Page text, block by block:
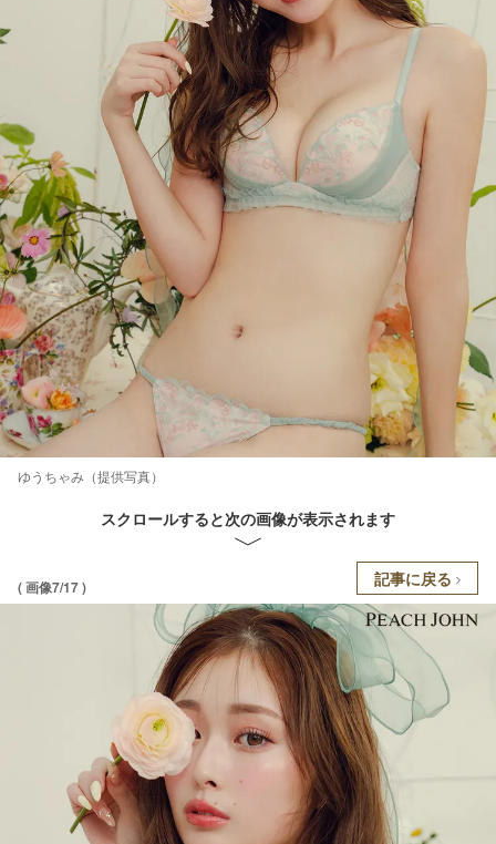
ゆうちゃみ（提供写真）
スクロールすると次の画像が表示されます
( 画像7/17 ) 記事に戻る